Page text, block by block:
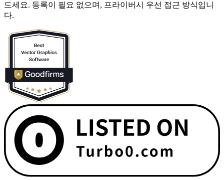
드세요. 등록이 필요 없으며, 프라이버시 우선 접근 방식입니
다.